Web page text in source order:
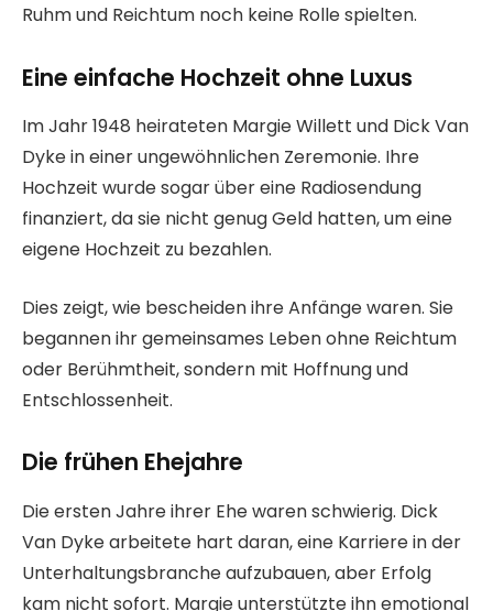
Ruhm und Reichtum noch keine Rolle spielten.
Eine einfache Hochzeit ohne Luxus
Im Jahr 1948 heirateten Margie Willett und Dick Van
Dyke in einer ungewöhnlichen Zeremonie. Ihre
Hochzeit wurde sogar über eine Radiosendung
finanziert, da sie nicht genug Geld hatten, um eine
eigene Hochzeit zu bezahlen.
Dies zeigt, wie bescheiden ihre Anfänge waren. Sie
begannen ihr gemeinsames Leben ohne Reichtum
oder Berühmtheit, sondern mit Hoffnung und
Entschlossenheit.
Die frühen Ehejahre
Die ersten Jahre ihrer Ehe waren schwierig. Dick
Van Dyke arbeitete hart daran, eine Karriere in der
Unterhaltungsbranche aufzubauen, aber Erfolg
kam nicht sofort. Margie unterstützte ihn emotional